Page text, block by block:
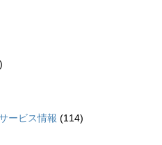
ービス情報 (114)